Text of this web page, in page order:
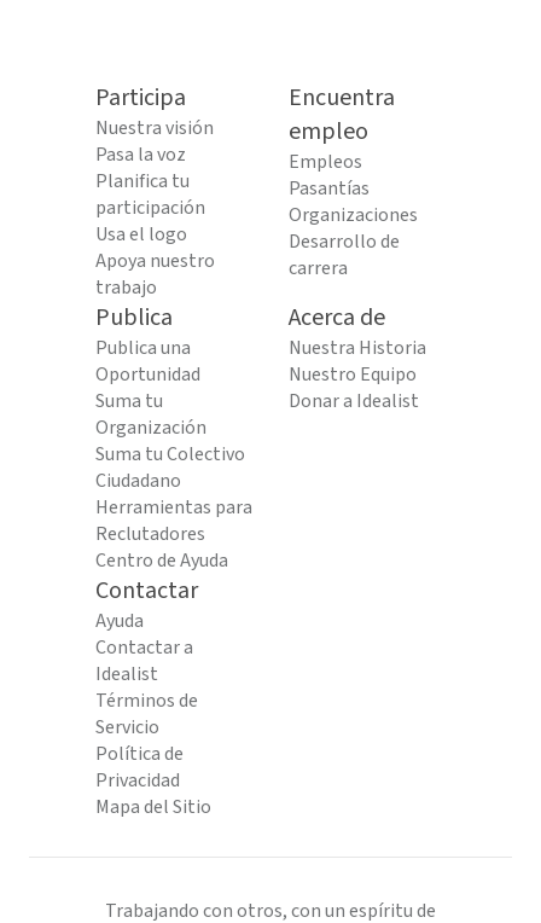
Participa
Nuestra visión
Pasa la voz
Planifica tu
participación
Usa el logo
Apoya nuestro
trabajo
Encuentra
empleo
Empleos
Pasantías
Organizaciones
Desarrollo de
carrera
Publica
Publica una
Oportunidad
Suma tu
Organización
Suma tu Colectivo
Ciudadano
Herramientas para
Reclutadores
Centro de Ayuda
Acerca de
Nuestra Historia
Nuestro Equipo
Donar a Idealist
Contactar
Ayuda
Contactar a
Idealist
Términos de
Servicio
Política de
Privacidad
Mapa del Sitio
Trabajando con otros, con un espíritu de